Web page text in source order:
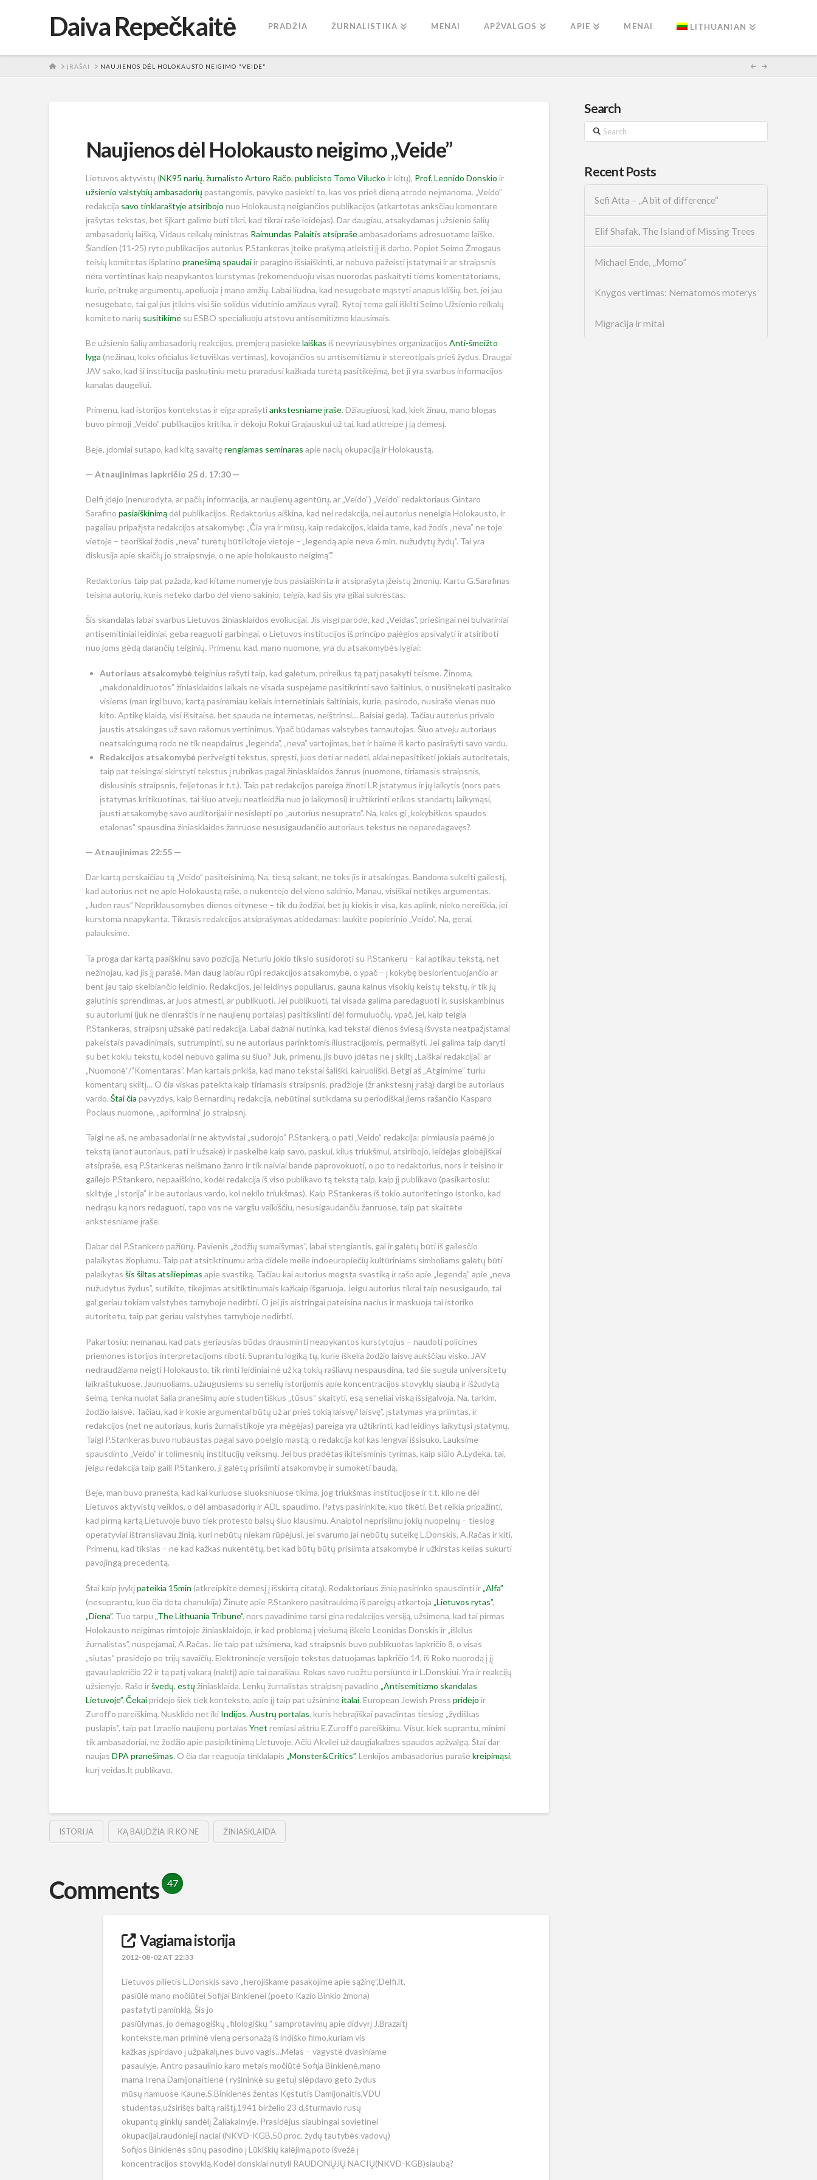
Daiva Repečkaitė PRADŽIA ŽURNALISTIKA MENAI APŽVALGOS APIE MENAI LITHUANIAN
HOMEĮRAŠAI NAUJIENOS DĖL HOLOKAUSTO NEIGIMO "VEIDE"
Naujienos dėl Holokausto neigimo „Veide”
Lietuvos aktyvistų (NK95 narių, žurnalisto Artūro Račo, publicisto Tomo Vilucko ir kitų), Prof. Leonido Donskio ir
užsienio valstybių ambasadorių pastangomis, pavyko pasiekti to, kas vos prieš dieną atrodė neįmanoma. „Veido”
redakcija savo tinklaraštyje atsiribojo nuo Holokaustą neigiančios publikacijos (atkartotas anksčiau komentare
įrašytas tekstas, bet šįkart galime būti tikri, kad tikrai rašė leidėjas). Dar daugiau, atsakydamas į užsienio šalių
ambasadorių laišką, Vidaus reikalų ministras Raimundas Palaitis atsiprašėambasadoriams adresuotame laiške.
Šiandien (11-25) ryte publikacijos autorius P.Stankeras įteikė prašymą atleisti jį iš darbo. Popiet Seimo Žmogaus
teisių komitetas išplatino pranešimą spaudaiir paragino išsiaiškinti, ar nebuvo pažeisti įstatymai ir ar straipsnis
nėra vertintinas kaip neapykantos kurstymas (rekomenduoju visas nuorodas paskaityti tiems komentatoriams,
kurie, pritrūkę argumentų, apeliuoja į mano amžių. Labai liūdna, kad nesugebate mąstyti anapus klišių, bet, jei jau
nesugebate, tai gal jus įtikins visi šie solidūs vidutinio amžiaus vyrai). Rytoj tema gali iškilti Seimo Užsienio reikalų
komiteto narių susitikimesu ESBO specialiuoju atstovu antisemitizmo klausimais.
Be užsienio šalių ambasadorių reakcijos, premjerą pasiekė laiškas iš nevyriausybinės organizacijos Anti-šmeižto
lyga (nežinau, koks oficialus lietuviškas vertimas), kovojančios su antisemitizmu ir stereotipais prieš žydus. Draugai
JAV sako, kad ši institucija paskutiniu metu praradusi kažkada turėtą pasitikėjimą, bet ji yra svarbus informacijos
kanalas daugeliui.
Primenu, kad istorijos kontekstas ir eiga aprašytiankstesniame įraše. Džiaugiuosi, kad, kiek žinau, mano blogas
buvo pirmoji „Veido” publikacijos kritika, ir dėkoju Rokui Grajauskui už tai, kad atkreipė į ją dėmesį.
Beje, įdomiai sutapo, kad kitą savaitęrengiamas seminaras apie nacių okupaciją ir Holokaustą.
— Atnaujinimas lapkričio 25 d. 17:30 —
Delfi įdėjo (nenurodyta, ar pačių informacija, ar naujienų agentūrų, ar „Veido”) „Veido” redaktoriaus Gintaro
Sarafino pasiaiškinimądėl publikacijos. Redaktorius aiškina, kad nei redakcija, nei autorius neneigia Holokausto, ir
pagaliau pripažįsta redakcijos atsakomybę: „Čia yra ir mūsų, kaip redakcijos, klaida tame, kad žodis „neva” ne toje
vietoje – teoriškai žodis „neva” turėtų būti kitoje vietoje – „legendą apie neva 6 mln. nužudytų žydų”. Tai yra
diskusija apie skaičių jo straipsnyje, o ne apie holokausto neigimą”.”
Redaktorius taip pat pažada, kad kitame numeryje bus pasiaiškinta ir atsiprašyta įžeistų žmonių. Kartu G.Sarafinas
teisina autorių, kuris neteko darbo dėl vieno sakinio, teigia, kad šis yra giliai sukrėstas.
Šis skandalas labai svarbus Lietuvos žiniasklaidos evoliucijai. Jis visgi parodė, kad „Veidas”, priešingai nei bulvariniai
antisemitiniai leidiniai, geba reaguoti garbingai, o Lietuvos institucijos iš principo pajėgios apsivalyti ir atsiriboti
nuo joms gėdą darančių teiginių. Primenu, kad, mano nuomone, yra du atsakomybės lygiai:
Autoriaus atsakomybėteiginius rašyti taip, kad galėtum, prireikus tą patį pasakyti teisme. Žinoma,
„makdonaldizuotos” žiniasklaidos laikais ne visada suspėjame pasitikrinti savo šaltinius, o nusišnekėti pasitaiko
visiems (man irgi buvo, kartą pasirėmiau keliais internetiniais šaltiniais, kurie, pasirodo, nusirašė vienas nuo
kito. Aptikę klaidą, visi išsitaisė, bet spauda ne internetas, neištrinsi… Baisiai gėda). Tačiau autorius privalo
jaustis atsakingas už savo rašomus vertinimus. Ypač būdamas valstybės tarnautojas. Šiuo atveju autoriaus
neatsakingumą rodo ne tik neapdairus „legenda”, „neva” vartojimas, bet ir baimė iš karto pasirašyti savo vardu.
Redakcijos atsakomybėperžvelgti tekstus, spręsti, juos dėti ar nedėti, aklai nepasitikėti jokiais autoritetais,
taip pat teisingai skirstyti tekstus į rubrikas pagal žiniasklaidos žanrus (nuomonė, tiriamasis straipsnis,
diskusinis straipsnis, feljetonas ir t.t.). Taip pat redakcijos pareiga žinoti LR įstatymus ir jų laikytis (nors pats
įstatymas kritikuotinas, tai šiuo atveju neatleidžia nuo jo laikymosi) ir užtikrinti etikos standartų laikymąsi,
jausti atsakomybę savo auditorijai ir nesislėpti po „autorius nesuprato”. Na, koks gi „kokybiškos spaudos
etalonas” spausdina žiniasklaidos žanruose nesusigaudančio autoriaus tekstus nė neparedagavęs?
— Atnaujinimas 22:55 —
Dar kartą perskaičiau tą „Veido” pasiteisinimą. Na, tiesą sakant, ne toks jis ir atsakingas. Bandoma sukelti gailestį,
kad autorius net ne apie Holokaustą rašė, o nukentėjo dėl vieno sakinio. Manau, visiškai netikęs argumentas.
„Juden raus” Nepriklausomybės dienos eitynėse – tik du žodžiai, bet jų kiekis ir visa, kas aplink, nieko nereiškia, jei
kurstoma neapykanta. Tikrasis redakcijos atsiprašymas atidedamas: laukite popierinio „Veido”. Na, gerai,
palauksime.
Ta proga dar kartą paaiškinu savo poziciją. Neturiu jokio tikslo susidoroti su P.Stankeru – kai aptikau tekstą, net
nežinojau, kad jis jį parašė. Man daug labiau rūpi redakcijos atsakomybė, o ypač – į kokybę besiorientuojančio ar
bent jau taip skelbiančio leidinio. Redakcijos, jei leidinys populiarus, gauna kalnus visokių keistų tekstų, ir tik jų
galutinis sprendimas, ar juos atmesti, ar publikuoti. Jei publikuoti, tai visada galima paredaguoti ir, susiskambinus
su autoriumi (juk ne dienraštis ir ne naujienų portalas) pasitikslinti dėl formuluočių, ypač, jei, kaip teigia
P.Stankeras, straipsnį užsakė pati redakcija. Labai dažnai nutinka, kad tekstai dienos šviesą išvysta neatpažįstamai
pakeistais pavadinimais, sutrumpinti, su ne autoriaus parinktomis iliustracijomis, permaišyti. Jei galima taip daryti
su bet kokiu tekstu, kodėl nebuvo galima su šiuo? Juk, primenu, jis buvo įdėtas ne į skiltį „Laiškai redakcijai” ar
„Nuomonė”/”Komentaras”. Man kartais prikiša, kad mano tekstai šališki, kairuoliški. Betgi aš „Atgimime” turiu
komentarų skiltį… O čia viskas pateikta kaip tiriamasis straipsnis, pradžioje (žr ankstesnį įrašą) dargi be autoriaus
vardo. Štai čia pavyzdys, kaip Bernardinų redakcija, nebūtinai sutikdama su periodiškai jiems rašančio Kasparo
Pociaus nuomone, „apiformina” jo straipsnį.
Taigi ne aš, ne ambasadoriai ir ne aktyvistai „sudorojo” P.Stankerą, o pati „Veido” redakcija: pirmiausia paėmė jo
tekstą (anot autoriaus, pati ir užsakė) ir paskelbė kaip savo, paskui, kilus triukšmui, atsiribojo, leidėjas globėjiškai
atsiprašė, esą P.Stankeras neišmano žanro ir tik naiviai bandė paprovokuoti, o po to redaktorius, nors ir teisino ir
gailėjo P.Stankero, nepaaiškino, kodėl redakcija iš viso publikavo tą tekstą taip, kaip jį publikavo (pasikartosiu:
skiltyje „Istorija” ir be autoriaus vardo, kol nekilo triukšmas). Kaip P.Stankeras iš tokio autoritetingo istoriko, kad
nedrąsu ką nors redaguoti, tapo vos ne vargšu vaikiščiu, nesusigaudančiu žanruose, taip pat skaitėte
ankstesniame įraše.
Dabar dėl P.Stankero pažiūrų. Pavienis „žodžių sumaišymas”, labai stengiantis, gal ir galėtų būti iš gailesčio
palaikytas žioplumu. Taip pat atsitiktinumu arba didele meile indoeuropiečių kultūriniams simboliams galėtų būti
palaikytas šis šiltas atsiliepimas apie svastiką. Tačiau kai autorius mėgsta svastiką irrašo apie „legendą” apie „neva
nužudytus žydus”, sutikite, tikėjimas atsitiktinumais kažkaip išgaruoja. Jeigu autorius tikrai taip nesusigaudo, tai
gal geriau tokiam valstybės tarnyboje nedirbti. O jei jis aistringai pateisina nacius ir maskuoja tai istoriko
autoritetu, taip pat geriau valstybės tarnyboje nedirbti.
Pakartosiu: nemanau, kad pats geriausias būdas drausminti neapykantos kurstytojus – naudoti policines
priemones istorijos interpretacijoms riboti. Suprantu logiką tų, kurie iškelia žodžio laisvę aukščiau visko. JAV
nedraudžiama neigti Holokausto, tik rimti leidiniai nė už ką tokių rašliavų nespausdina, tad šie sugula universitetų
laikraštukuose. Jaunuoliams, užaugusiems su senelių istorijomis apie koncentracijos stovyklų siaubą ir išžudytą
šeimą, tenka nuolat šalia pranešimų apie studentiškus „tūsus” skaityti, esą seneliai viską išsigalvoja. Na, tarkim,
žodžio laisvė. Tačiau, kad ir kokie argumentai būtų už ar prieš tokią laisvę/”laisvę”, įstatymas yra priimtas, ir
redakcijos (net ne autoriaus, kuris žurnalistikoje yra mėgėjas) pareiga yra užtikrinti, kad leidinys laikytųsi įstatymų.
Taigi P.Stankeras buvo nubaustas pagal savo poelgio mastą, o redakcija kol kas lengvai išsisuko. Lauksime
spausdinto „Veido” ir tolimesnių institucijų veiksmų. Jei bus pradėtas ikiteisminis tyrimas, kaip siūlo A.Lydeka, tai,
jeigu redakcija taip gaili P.Stankero, ji galėtų prisiimti atsakomybę ir sumokėti baudą.
Beje, man buvo pranešta, kad kai kuriuose sluoksniuose tikima, jog triukšmas institucijose ir t.t. kilo ne dėl
Lietuvos aktyvistų veiklos, o dėl ambasadorių ir ADL spaudimo. Patys pasirinkite, kuo tikėti. Bet reikia pripažinti,
kad pirmą kartą Lietuvoje buvo tiek protesto balsų šiuo klausimu. Anaiptol neprisiimu jokių nuopelnų – tiesiog
operatyviai ištransliavau žinią, kuri nebūtų niekam rūpėjusi, jei svarumo jai nebūtų suteikę L.Donskis, A.Račas ir kiti.
Primenu, kad tikslas – ne kad kažkas nukentėtų, bet kad būtų būtų prisiimta atsakomybė ir užkirstas kelias sukurti
pavojingą precedentą.
Štai kaip įvykį pateikia 15min (atkreipkite dėmesį į išskirtą citatą). Redaktoriaus žinią pasirinko spausdinti ir „Alfa”
(nesuprantu, kuo čia dėta chanukija) Žinutę apie P.Stankero pasitraukimą iš pareigų atkartoja „Lietuvos rytas”,
„Diena”. Tuo tarpu „The Lithuania Tribune”, nors pavadinime tarsi gina redakcijos versiją, užsimena, kad tai pirmas
Holokausto neigimas rimtojoje žiniasklaidoje, ir kad problemą į viešumą iškėlė Leonidas Donskis ir „iškilus
žurnalistas”, nuspėjamai, A.Račas. Jie taip pat užsimena, kad straipsnis buvo publikuotas lapkričio 8, o visas
„siutas” prasidėjo po trijų savaičių. Elektroninėje versijoje tekstas datuojamas lapkričio 14, iš Roko nuorodą į jį
gavau lapkričio 22 ir tą patį vakarą (naktį) apie tai parašiau. Rokas savo ruožtu persiuntė ir L.Donskiui. Yra ir reakcijų
užsienyje. Rašo iršvedų, estų žiniasklaida. Lenkų žurnalistas straipsnį pavadino „Antisemitizmo skandalas
Lietuvoje”. Čekaipridėjo šiek tiek konteksto, apie jį taip pat užsiminė italai. European Jewish Press pridėjo ir
Zuroff’o pareiškimą. Nusklido net iki Indijos. Austrų portalas, kuris hebrajiškai pavadintas tiesiog „žydiškas
puslapis”, taip pat Izraelio naujienų portalas Ynet remiasi aštriu E.Zuroff’o pareiškimu. Visur, kiek suprantu, minimi
tik ambasadoriai, nė žodžio apie pasipiktinimą Lietuvoje. Ačiū Akvilei už daugiakalbės spaudos apžvalgą. Štai dar
naujas DPA pranešimas. O čia dar reaguoja tinklalapis „Monster&Critics”. Lenkijos ambasadorius parašė kreipimąsi,
kurį veidas.lt publikavo.
ISTORIJA KĄ BAUDŽIA IR KO NE ŽINIASKLAIDA
Comments 47
Vagiama istorija
2012-08-02 AT 22:33
Lietuvos pilietis L.Donskis savo „herojiškame pasakojime apie sąžinę”,Delfi.lt,
pasiūlė mano močiūtei Sofijai Binkienei (poeto Kazio Binkio žmona)
pastatyti paminklą. Šis jo
pasiūlymas, jo demagogiškų „filologiškų ” samprotavimų apie didvyrį J.Brazaitį
kontekste,man priminė vieną personažą iš indiško filmo,kuriam vis
kažkas įspirdavo į užpakalį,nes buvo vagis…Melas – vagystė dvasiniame
pasaulyje. Antro pasaulinio karo metais močiūtė Sofija Binkienė,mano
mama Irena Damijonaitienė ( ryšininkė su getu) slėpdavo geto žydus
mūsų namuose Kaune.S.Binkienės žentas Kęstutis Damijonaitis,VDU
studentas,užsirišęs baltą raištį,1941 birželio 23 d,šturmavio rusų
okupantų ginklų sandėlį Žaliakalnyje. Prasidėjus siaubingai sovietinei
okupacijai,raudonieji naciai (NKVD-KGB,50 proc. žydų tautybės vadovų)
Sofijos Binkienės sūnų pasodino į Lūkiškių kalėjimą,poto išvežė į
koncentracijos stovyklą.Kodėl donskiai nutyli RAUDONŲJŲ NACIŲ(NKVD-KGB)siaubą?
Search
Search
Recent Posts
Sefi Atta – „A bit of difference“
Elif Shafak, The Island of Missing Trees
Michael Ende, „Momo”
Knygos vertimas: Nematomos moterys
Migracija ir mitai